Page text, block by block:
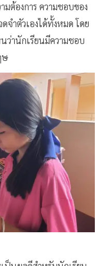
มต้องการ ความชอบของ
จำตัวเองได้ทั้งหมด โดย
ว่านักเรียนมีความชอบ
ษ